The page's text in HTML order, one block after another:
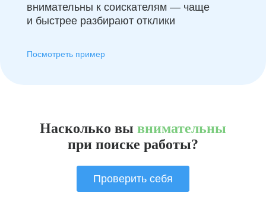
внимательны к соискателям — чаще
и быстрее разбирают отклики
Посмотреть пример
Насколько вы внимательны
при поиске работы?
Проверить себя